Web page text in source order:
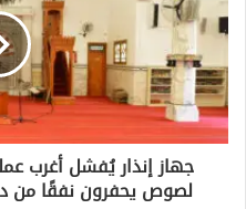
جهاز إنذار يُفشل أغرب
لصوص يحفرون نفقًا من